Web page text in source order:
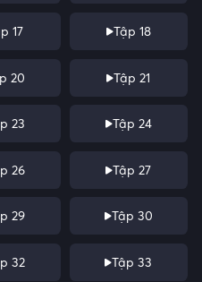
17 Tập 18
20 Tập 21
23 Tập 24
26 Tập 27
29 Tập 30
32 Tập 33